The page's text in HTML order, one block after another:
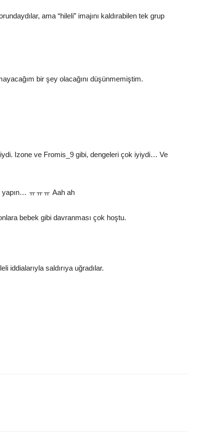
ama “hileli” imajını kaldırabilen tek grup
bir şey olacağını düşünmemiştim.
Izone ve Fromis_9 gibi, dengeleri çok iyiydi… Ve
yapın… ㅠㅠㅠ Aah ah
bebek gibi davranması çok hoştu.
iddialarıyla saldırıya uğradılar.